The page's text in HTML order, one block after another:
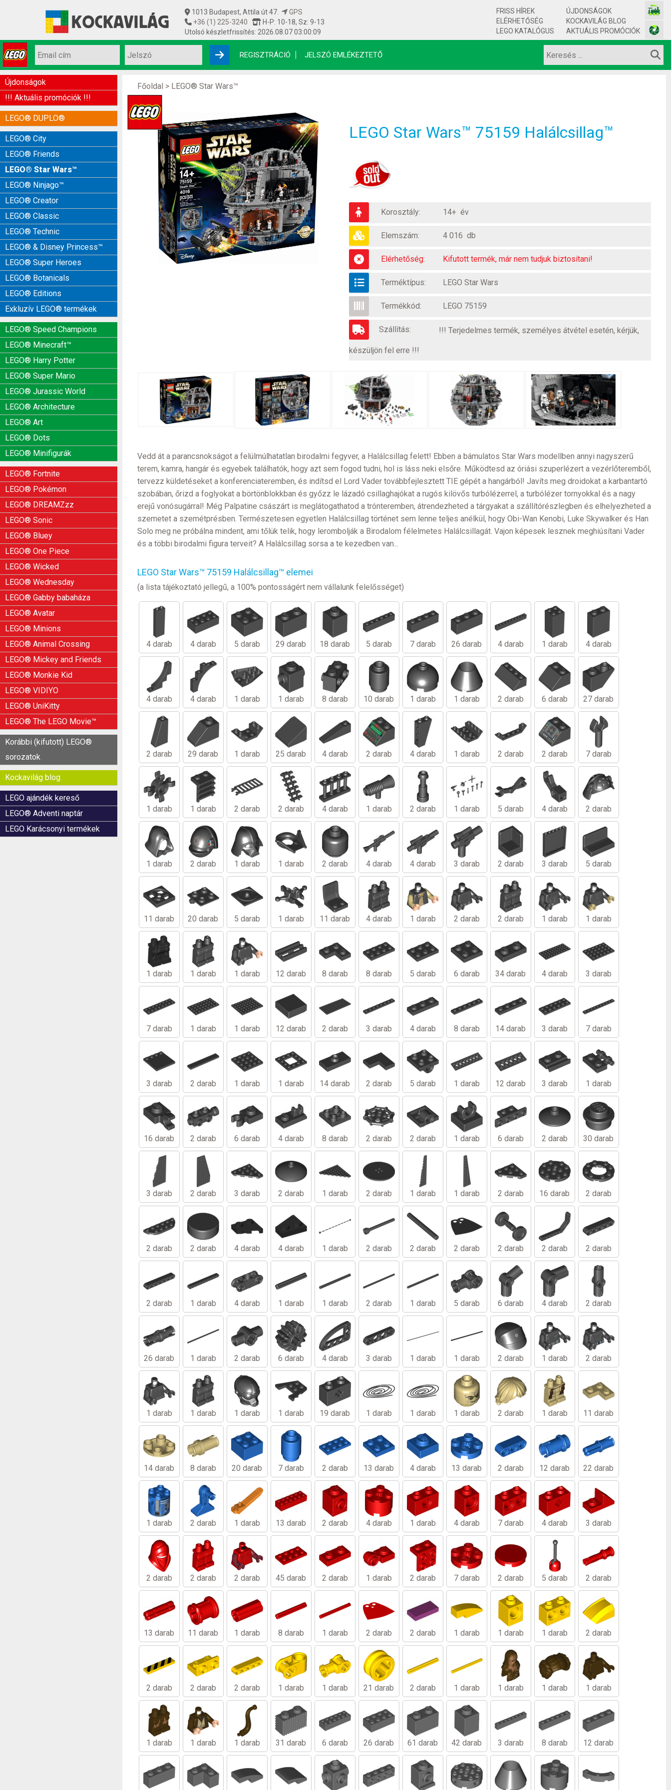
1013 Budapest, Attila út 47.
GPS
+36 (1) 225-3240
H-P: 10-18, Sz: 9-13
Utolsó készletfrissítés: 2026.08.07 03:00:09
FRISS HÍREK
ELÉRHETŐSÉG
LEGO KATALÓGUS
ÚJDONSÁGOK
KOCKAVILÁG BLOG
AKTUÁLIS PROMÓCIÓK
REGISZTRÁCIÓ JELSZÓ EMLÉKEZTETŐ
Újdonságok
!!! Aktuális promóciók !!!
LEGO® DUPLO®
LEGO® City
LEGO® Friends
LEGO® Star Wars™
LEGO® Ninjago™
LEGO® Creator
LEGO® Classic
LEGO® Technic
LEGO® & Disney Princess™
LEGO® Super Heroes
LEGO® Botanicals
LEGO® Editions
Exkluzív LEGO® termékek
LEGO® Speed Champions
LEGO® Minecraft™
LEGO® Harry Potter
LEGO® Super Mario
LEGO® Jurassic World
LEGO® Architecture
LEGO® Art
LEGO® Dots
LEGO® Minifigurák
LEGO® Fortnite
LEGO® Pokémon
LEGO® DREAMZzz
LEGO® Sonic
LEGO® Bluey
LEGO® One Piece
LEGO® Wicked
LEGO® Wednesday
LEGO® Gabby babaháza
LEGO® Avatar
LEGO® Minions
LEGO® Animal Crossing
LEGO® Mickey and Friends
LEGO® Monkie Kid
LEGO® VIDIYO
LEGO® UniKitty
LEGO® The LEGO Movie™
Korábbi (kifutott) LEGO®
sorozatok
Kockavilág blog
LEGO ajándék kereső
LEGO® Adventi naptár
LEGO Karácsonyi termékek
Főoldal > LEGO® Star Wars™
LEGO Star Wars™ 75159 Halálcsillag™
Korosztály: 14+ év
Elemszám: 4 016 db
Elérhetőség: Kifutott termék, már nem tudjuk biztosítani!
Terméktípus: LEGO Star Wars
Termékkód: LEGO 75159
Szállítás: !!! Terjedelmes termék, személyes átvétel esetén, kérjük,
készüljön fel erre !!!
Vedd át a parancsnokságot a felülmúlhatatlan birodalmi fegyver, a Halálcsillag felett! Ebben a bámulatos Star Wars modellben annyi nagyszerű
terem, kamra, hangár és egyebek találhatók, hogy azt sem fogod tudni, hol is láss neki elsőre. Működtesd az óriási szuperlézert a vezérlőteremből,
tervezz küldetéseket a konferenciateremben, és indítsd el Lord Vader továbbfejlesztett TIE gépét a hangárból! Javíts meg droidokat a karbantartó
szobában, őrizd a foglyokat a börtönblokkban és győzz le lázadó csillaghajókat a rugós kilövős turbólézerrel, a turbólézer tornyokkal és a nagy
erejű vonósugárral! Még Palpatine császárt is meglátogathatod a trónteremben, átrendezheted a tárgyakat a szállítórészlegben és elhelyezheted a
szemetet a szemétprésben. Természetesen egyetlen Halálcsillag történet sem lenne teljes anélkül, hogy Obi-Wan Kenobi, Luke Skywalker és Han
Solo meg ne próbálna mindent, ami tőlük telik, hogy lerombolják a Birodalom félelmetes Halálcsillagát. Vajon képesek lesznek meghiúsítani Vader
és a többi birodalmi figura terveit? A Halálcsillag sorsa a te kezedben van...
LEGO Star Wars™ 75159 Halálcsillag™ elemei
(a lista tájékoztató jellegű, a 100% pontosságért nem vállalunk felelősséget)
4 darab 4 darab 5 darab 29 darab 18 darab 5 darab 7 darab 26 darab 4 darab 1 darab 4 darab
4 darab 4 darab 1 darab 1 darab 8 darab 10 darab 1 darab 1 darab 2 darab 6 darab 27 darab
2 darab 29 darab 1 darab 25 darab 4 darab 2 darab 4 darab 1 darab 2 darab 2 darab 7 darab
1 darab 1 darab 2 darab 2 darab 4 darab 1 darab 2 darab 1 darab 5 darab 4 darab 2 darab
1 darab 2 darab 1 darab 1 darab 2 darab 4 darab 4 darab 3 darab 2 darab 3 darab 5 darab
11 darab 20 darab 5 darab 1 darab 11 darab 4 darab 1 darab 2 darab 2 darab 1 darab 1 darab
1 darab 1 darab 1 darab 12 darab 8 darab 8 darab 5 darab 6 darab 34 darab 4 darab 3 darab
7 darab 1 darab 1 darab 12 darab 2 darab 3 darab 4 darab 8 darab 14 darab 3 darab 7 darab
3 darab 2 darab 1 darab 1 darab 14 darab 2 darab 5 darab 1 darab 12 darab 3 darab 1 darab
16 darab 2 darab 6 darab 4 darab 8 darab 2 darab 2 darab 1 darab 6 darab 2 darab 30 darab
3 darab 2 darab 3 darab 2 darab 1 darab 2 darab 1 darab 1 darab 2 darab 16 darab 2 darab
2 darab 2 darab 4 darab 4 darab 1 darab 2 darab 2 darab 2 darab 2 darab 2 darab 2 darab
2 darab 1 darab 4 darab 1 darab 1 darab 2 darab 1 darab 5 darab 6 darab 4 darab 2 darab
26 darab 1 darab 2 darab 6 darab 4 darab 3 darab 1 darab 1 darab 2 darab 1 darab 2 darab
1 darab 1 darab 1 darab 1 darab 19 darab 1 darab 1 darab 1 darab 2 darab 1 darab 11 darab
14 darab 8 darab 20 darab 7 darab 2 darab 13 darab 4 darab 13 darab 2 darab 12 darab 22 darab
1 darab 2 darab 1 darab 13 darab 2 darab 4 darab 1 darab 4 darab 7 darab 4 darab 3 darab
2 darab 2 darab 2 darab 45 darab 2 darab 1 darab 2 darab 7 darab 2 darab 5 darab 2 darab
13 darab 11 darab 1 darab 8 darab 1 darab 2 darab 2 darab 1 darab 1 darab 1 darab 2 darab
2 darab 2 darab 2 darab 1 darab 1 darab 21 darab 2 darab 1 darab 1 darab 1 darab 1 darab
1 darab 1 darab 1 darab 31 darab 6 darab 26 darab 61 darab 42 darab 3 darab 8 darab 12 darab